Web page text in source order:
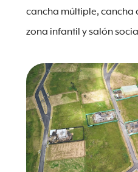
cancha múltiple, cancha
zona infantil y salón